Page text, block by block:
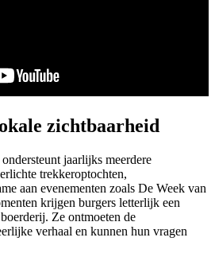
zichtbaarheid
jaarlijks meerdere
trekkeroptochten,
aan evenementen zoals De Week van
krijgen burgers letterlijk een
Ze ontmoeten de
verhaal en kunnen hun vragen